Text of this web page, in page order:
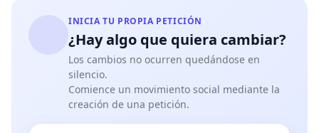
INICIA TU PROPIA PETICIÓN
¿Hay algo que quiera cambiar?
Los cambios no ocurren quedándose en
silencio.
Comience un movimiento social mediante la
creación de una petición.